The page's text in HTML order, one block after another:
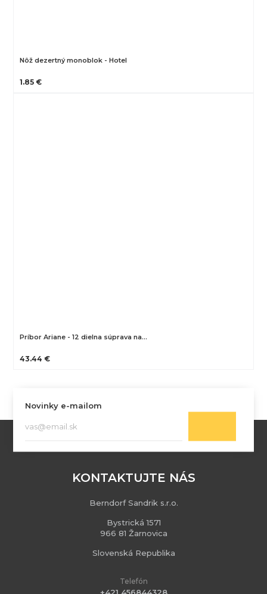
Nôž dezertný monoblok - Hotel
1.85 €
Príbor Ariane - 12 dielna súprava na…
43.44 €
Novinky e-mailom
KONTAKTUJTE NÁS
Berndorf Sandrik s.r.o.
Bystrická 1571
966 81 Žarnovica
Slovenská Republika
Telefón
+421 456844328